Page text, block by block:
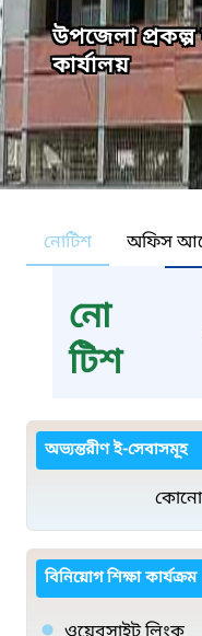
উপজেলা প্রকল্প
কার্যালয়
নোটিশ অফিস
নো
টিশ
অভ্যন্তরীণ ই-সেবাসমূহ
কোনো
বিনিয়োগ শিক্ষা কার্যক্রম